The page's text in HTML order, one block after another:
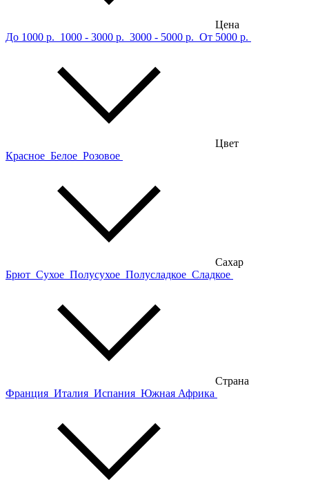
Цена
До 1000 р. 1000 - 3000 р. 3000 - 5000 р. От 5000 р.
Цвет
Красное Белое Розовое
Сахар
Брют Сухое Полусухое Полусладкое Сладкое
Страна
Франция Италия Испания Южная Африка